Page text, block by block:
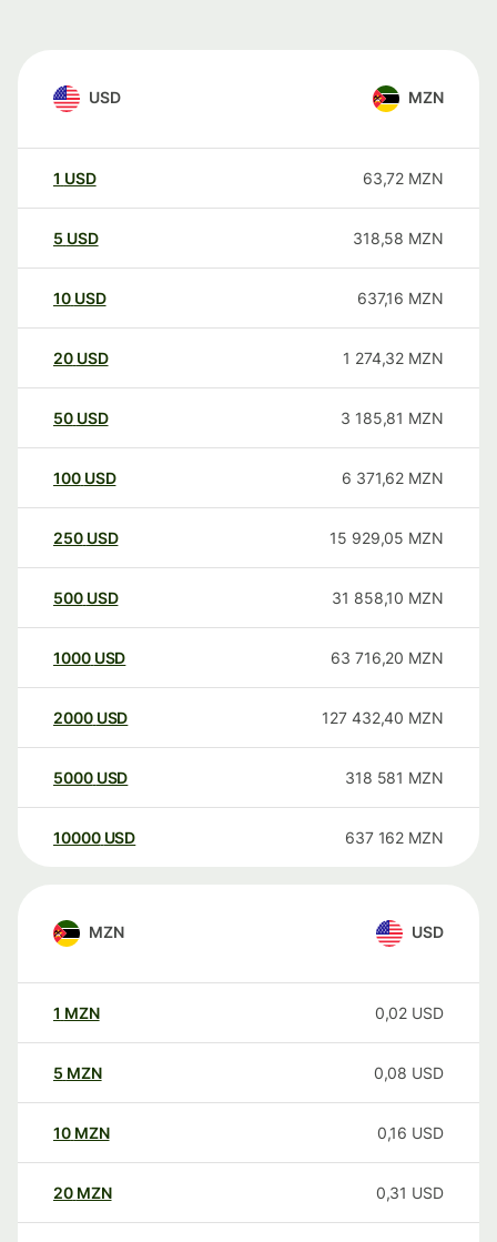
USD MZN
1 USD 63,72 MZN
5 USD 318,58 MZN
10 USD 637,16 MZN
20 USD 1 274,32 MZN
50 USD 3 185,81 MZN
100 USD 6 371,62 MZN
250 USD 15 929,05 MZN
500 USD 31 858,10 MZN
1000 USD 63 716,20 MZN
2000 USD 127 432,40 MZN
5000 USD 318 581 MZN
10000 USD 637 162 MZN
MZN USD
1 MZN 0,02 USD
5 MZN 0,08 USD
10 MZN 0,16 USD
20 MZN 0,31 USD